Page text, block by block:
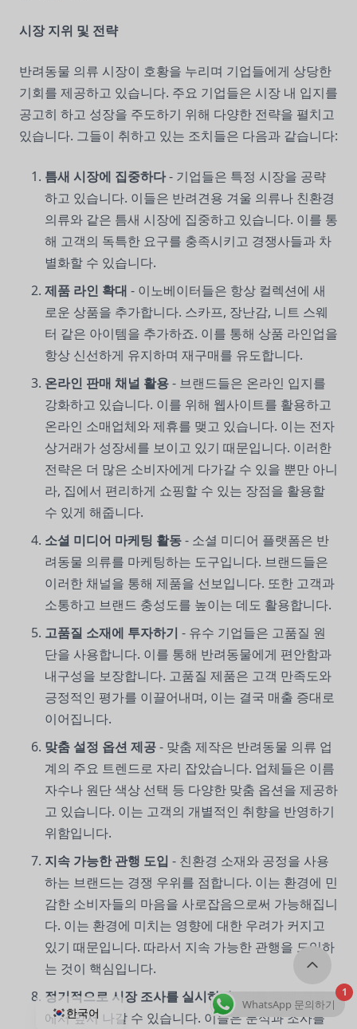
시장 지위 및 전략
반려동물 의류 시장이 호황을 누리며 기업들에게 상당한
기회를 제공하고 있습니다. 주요 기업들은 시장 내 입지를
공고히 하고 성장을 주도하기 위해 다양한 전략을 펼치고
있습니다. 그들이 취하고 있는 조치들은 다음과 같습니다:
틈새 시장에 집중하다- 기업들은 특정 시장을 공략
하고 있습니다. 이들은 반려견용 겨울 의류나 친환경
의류와 같은 틈새 시장에 집중하고 있습니다. 이를 통
해 고객의 독특한 요구를 충족시키고 경쟁사들과 차
별화할 수 있습니다.
제품 라인 확대 - 이노베이터들은 항상 컬렉션에 새
로운 상품을 추가합니다. 스카프, 장난감, 니트 스웨
터 같은 아이템을 추가하죠. 이를 통해 상품 라인업을
항상 신선하게 유지하며 재구매를 유도합니다.
온라인 판매 채널 활용- 브랜드들은 온라인 입지를
강화하고 있습니다. 이를 위해 웹사이트를 활용하고
온라인 소매업체와 제휴를 맺고 있습니다. 이는 전자
상거래가 성장세를 보이고 있기 때문입니다. 이러한
전략은 더 많은 소비자에게 다가갈 수 있을 뿐만 아니
라, 집에서 편리하게 쇼핑할 수 있는 장점을 활용할
수 있게 해줍니다.
소셜 미디어 마케팅 활동- 소셜 미디어 플랫폼은 반
려동물 의류를 마케팅하는 도구입니다. 브랜드들은
이러한 채널을 통해 제품을 선보입니다. 또한 고객과
소통하고 브랜드 충성도를 높이는 데도 활용합니다.
고품질 소재에 투자하기 - 유수 기업들은 고품질 원
단을 사용합니다. 이를 통해 반려동물에게 편안함과
내구성을 보장합니다. 고품질 제품은 고객 만족도와
긍정적인 평가를 이끌어내며, 이는 결국 매출 증대로
이어집니다.
맞춤 설정 옵션 제공- 맞춤 제작은 반려동물 의류 업
계의 주요 트렌드로 자리 잡았습니다. 업체들은 이름
자수나 원단 색상 선택 등 다양한 맞춤 옵션을 제공하
고 있습니다. 이는 고객의 개별적인 취향을 반영하기
위함입니다.
지속 가능한 관행 도입 - 친환경 소재와 공정을 사용
하는 브랜드는 경쟁 우위를 점합니다. 이는 환경에 민
감한 소비자들의 마음을 사로잡음으로써 가능해집니
다. 이는 환경에 미치는 영향에 대한 우려가 커지고
있기 때문입니다. 따라서 지속 가능한 관행을 도입하
는 것이 핵심입니다.
정기적으로 시장 조사를 실시하다- 이를 통해 경쟁
에서 앞서 나갈 수 있습니다. 이들은 분석과 조사를
1
WhatsApp 문의하기
한국어